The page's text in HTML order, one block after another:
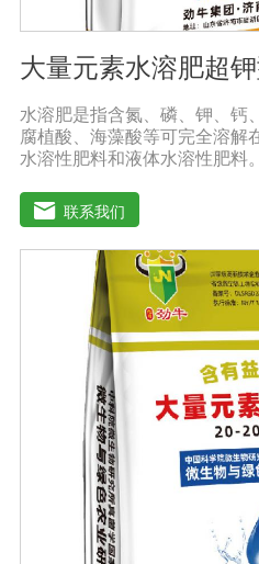
大量元素水溶肥超
水溶肥是指含氮、磷、钾、钙
腐植酸、海藻酸等可完全溶解
水溶性肥料和液体水溶性肥料
含氨基酸水溶性肥料、含腐植
肥料等。水溶肥与传统的过磷
肥料具有明显的优势。它是一
肥料，能完全溶于水，能直接
水溶肥作为一种快速肥料，其
同作物的肥料特点，相应的肥
菜、果树、花卉、食品、棉花
料。使用技巧：1．避免直接
于水溶性肥料有别于一般的复
按常规施肥方法，造成施肥不
苗弱等现象，二次稀释保证冲
2．严格控制施肥量。水溶肥
量相对较少。由于其速效性强
所以要严格控制施肥量，避免
效益，达不到高产优质高效的
性的农药混用。比如在蔬菜出
时，不少农民多采用喷施水溶
联系我们